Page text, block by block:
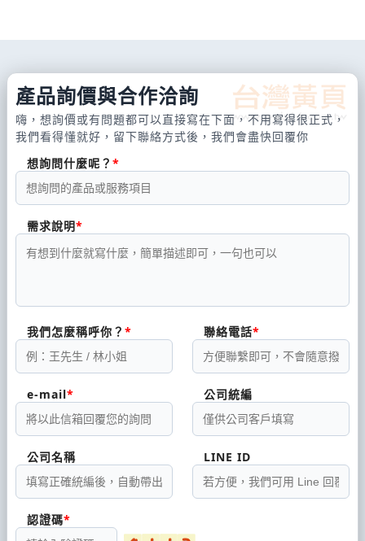
產品詢價與合作洽詢
嗨，想詢價或有問題都可以直接寫在下面，不用寫得很正式，
我們看得懂就好，留下聯絡方式後，我們會盡快回覆你
想詢問什麼呢？
需求說明
我們怎麼稱呼你？ 聯絡電話
e-mail 公司統編
公司名稱 LINE ID
認證碼